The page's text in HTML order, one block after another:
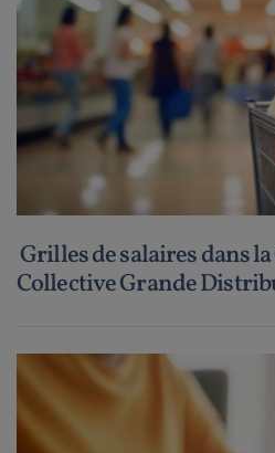
Grilles de salaires dans
Collective Grande